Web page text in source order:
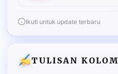
Ikuti untuk update terbaru
TULISAN KOLOM